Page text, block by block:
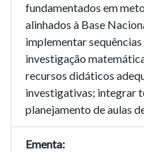
fundamentados em
alinhados à Base
implementar
investigação
recursos didáticos
investigativas; integrar
planejamento de aulas
Ementa: